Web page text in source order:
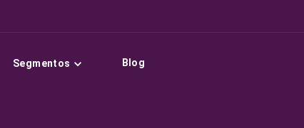
Segmentos Blog